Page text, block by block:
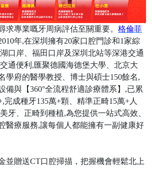
求專業嘅牙周病評估至關重要。 格倫菲
年,在深圳擁有20家口腔門診和1家綜
口岸、福田口岸及深圳北站等深港交通
通便利,匯聚德國海德堡大學、北京大
學府的醫學教授、博士與碩士150餘名,
備與【360°全流程舒適診療體系】,已累
完成種牙135萬+顆、精準正畸15萬+人
牙、正畸到種植,為您提供一站式高效、
醫療服務,讓每個人都能擁有一副健康好
並贈送CT口腔掃描，把握機會輕鬆北上